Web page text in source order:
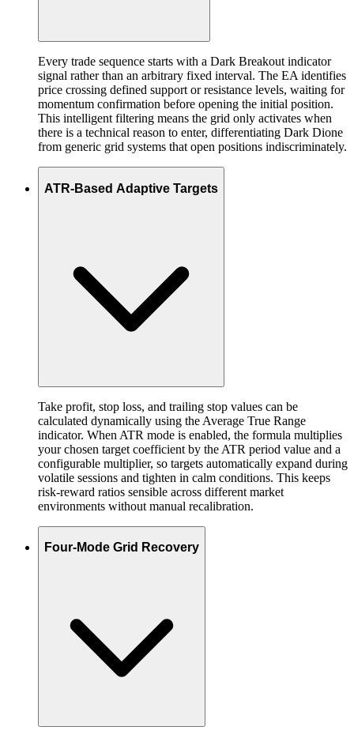
Every trade sequence starts with a Dark Breakout indicator
signal rather than an arbitrary fixed interval. The EA identifies
price crossing defined support or resistance levels, waiting for
momentum confirmation before opening the initial position.
This intelligent filtering means the grid only activates when
there is a technical reason to enter, differentiating Dark Dione
from generic grid systems that open positions indiscriminately.
ATR-Based Adaptive Targets
Take profit, stop loss, and trailing stop values can be
calculated dynamically using the Average True Range
indicator. When ATR mode is enabled, the formula multiplies
your chosen target coefficient by the ATR period value and a
configurable multiplier, so targets automatically expand during
volatile sessions and tighten in calm conditions. This keeps
risk-reward ratios sensible across different market
environments without manual recalibration.
Four-Mode Grid Recovery